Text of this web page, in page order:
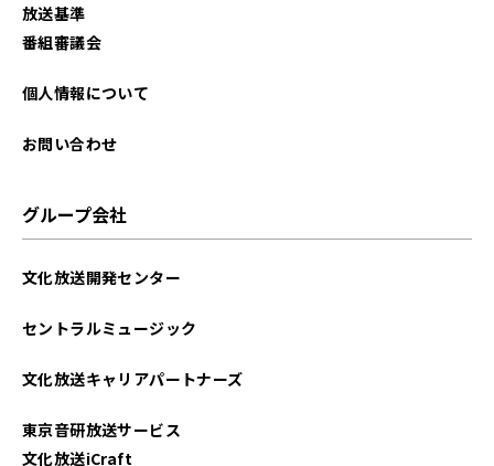
放送基準
番組審議会
個人情報について
お問い合わせ
グループ会社
文化放送開発センター
セントラルミュージック
文化放送キャリアパートナーズ
東京音研放送サービス
文化放送iCraft